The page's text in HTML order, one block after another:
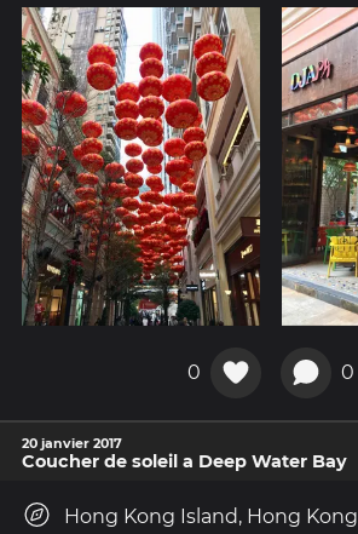
0 0
20 janvier 2017
Coucher de soleil a Deep Water Bay
Hong Kong Island, Hong Kong